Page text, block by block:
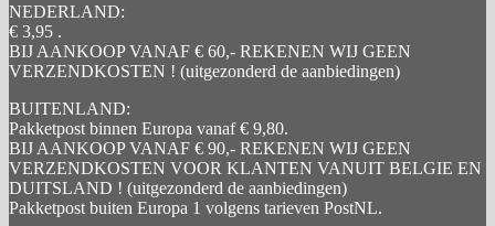
NEDERLAND:
€ 3,95 .
BIJ AANKOOP VANAF € 60,- REKENEN WIJ GEEN
VERZENDKOSTEN ! (uitgezonderd de aanbiedingen)
BUITENLAND:
Pakketpost binnen Europa vanaf € 9,80.
BIJ AANKOOP VANAF € 90,- REKENEN WIJ GEEN
VERZENDKOSTEN VOOR KLANTEN VANUIT BELGIE EN
DUITSLAND ! (uitgezonderd de aanbiedingen)
Pakketpost buiten Europa 1 volgens tarieven PostNL.